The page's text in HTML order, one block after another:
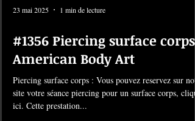
#1356 Piercing surface corps |
American Body Art
Piercing surface corps : Vous pouvez reservez sur
site votre séance piercing pour un surface corps,